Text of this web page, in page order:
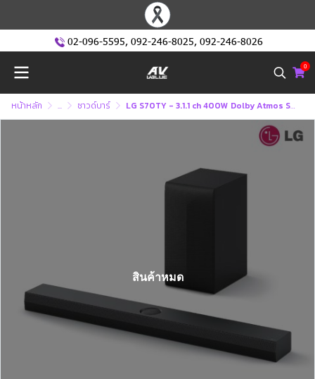
02-096-5595, 092-246-8025, 092-246-8026
0
หน้าหลัก ... ซาวด์บาร์ LG S70TY - 3.1.1 ch 400W Dolby Atmos Soundbar (ลำโพงซาวด์บาร์)
สินค้าหมด